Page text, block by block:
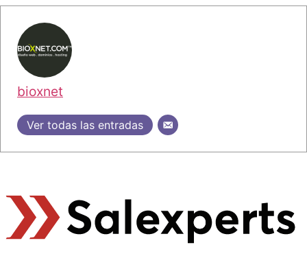
bioxnet
Ver todas las entradas